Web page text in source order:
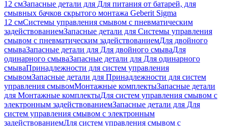
12 смЗапасные детали для Для питания от батарей, для
смывных бачков скрытого монтажа Geberit Sigma
12 смСистемы управления смывом с пневматическим
задействованиемЗапасные детали для Системы управления
смывом с пневматическим задействованиемДля двойного
смываЗапасные детали для Для двойного смываДля
одинарного смываЗапасные детали для Для одинарного
смываПринадлежности для систем управления
смывомЗапасные детали для Принадлежности для систем
управления смывомМонтажные комплектыЗапасные детали
для Монтажные комплектыДля систем управления смывом с
электронным задействованиемЗапасные детали для Для
систем управления смывом с электронным
задействованиемДля систем управления смывом с